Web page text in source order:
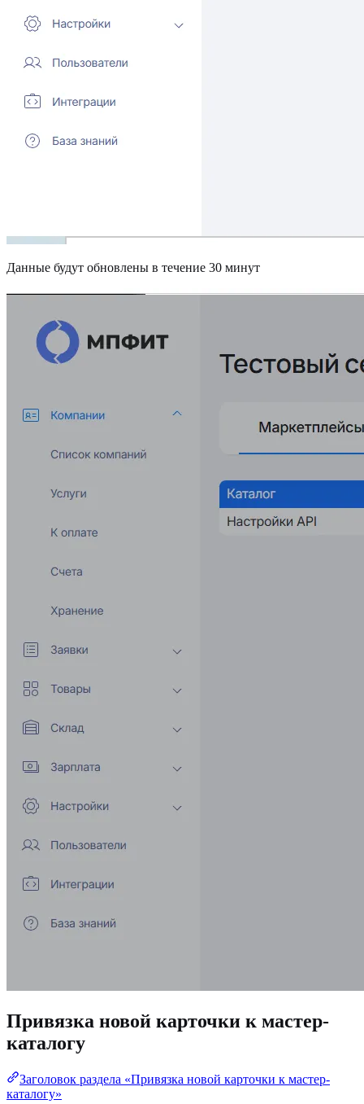
Данные будут обновлены в течение 30 минут
Привязка новой карточки к мастер-
каталогу
Заголовок раздела «Привязка новой карточки к мастер-
каталогу»